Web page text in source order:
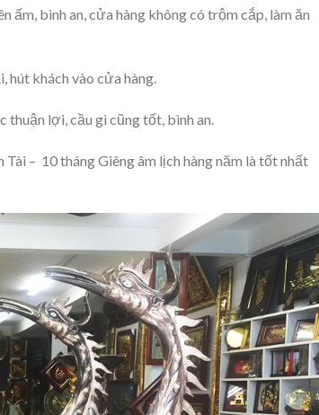
ấm, bình an, cửa hàng không có trộm cắp, làm ăn
hút khách vào cửa hàng.
thuận lợi, cầu gì cũng tốt, bình an.
– 10 tháng Giêng âm lịch hàng năm là tốt nhất